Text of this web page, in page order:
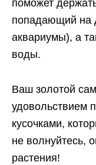
поможет
попадающий на
аквариумы), а
воды.
Ваш золотой
удовольствием
кусочками,
не волнуйтесь,
растения!